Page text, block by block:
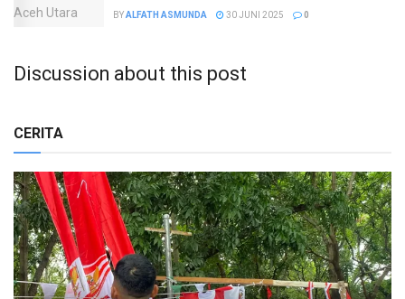
BYALFATH ASMUNDA 30 JUNI 2025 0
Discussion about this post
CERITA